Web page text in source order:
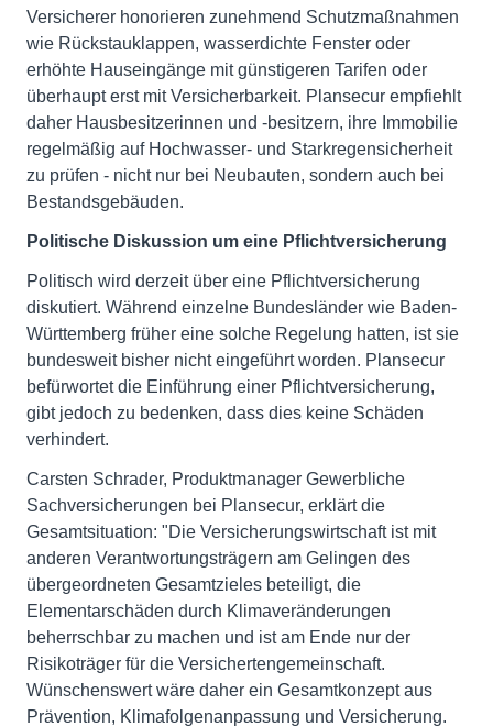
Versicherer honorieren zunehmend Schutzmaßnahmen
wie Rückstauklappen, wasserdichte Fenster oder
erhöhte Hauseingänge mit günstigeren Tarifen oder
überhaupt erst mit Versicherbarkeit. Plansecur empfiehlt
daher Hausbesitzerinnen und -besitzern, ihre Immobilie
regelmäßig auf Hochwasser- und Starkregensicherheit
zu prüfen - nicht nur bei Neubauten, sondern auch bei
Bestandsgebäuden.
Politische Diskussion um eine Pflichtversicherung
Politisch wird derzeit über eine Pflichtversicherung
diskutiert. Während einzelne Bundesländer wie Baden-
Württemberg früher eine solche Regelung hatten, ist sie
bundesweit bisher nicht eingeführt worden. Plansecur
befürwortet die Einführung einer Pflichtversicherung,
gibt jedoch zu bedenken, dass dies keine Schäden
verhindert.
Carsten Schrader, Produktmanager Gewerbliche
Sachversicherungen bei Plansecur, erklärt die
Gesamtsituation: "Die Versicherungswirtschaft ist mit
anderen Verantwortungsträgern am Gelingen des
übergeordneten Gesamtzieles beteiligt, die
Elementarschäden durch Klimaveränderungen
beherrschbar zu machen und ist am Ende nur der
Risikoträger für die Versichertengemeinschaft.
Wünschenswert wäre daher ein Gesamtkonzept aus
Prävention, Klimafolgenanpassung und Versicherung.